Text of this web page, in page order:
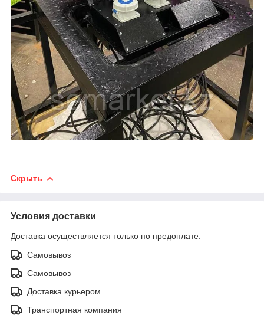
Скрыть
Условия доставки
Доставка осуществляется только по предоплате.
Самовывоз
Самовывоз
Доставка курьером
Транспортная компания